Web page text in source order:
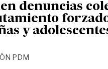
denuncias
y
PDM